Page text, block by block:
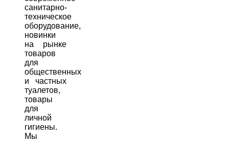
санитарно-
техническое
оборудование,
новинки
на рынке
товаров
для
общественных
и частных
туалетов,
товары
для
личной
гигиены.
Мы